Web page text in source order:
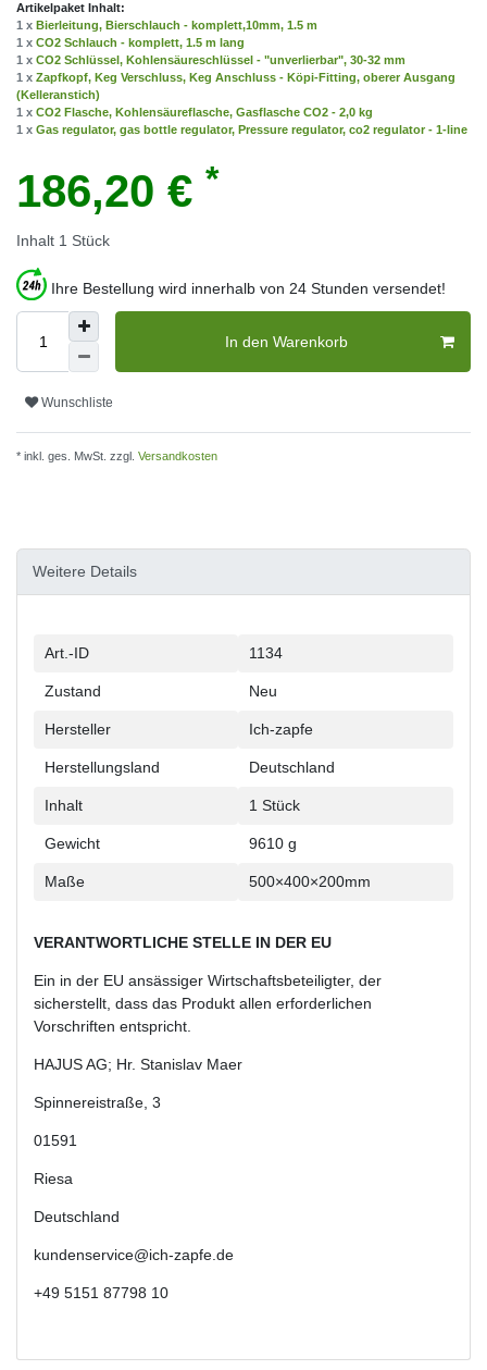
Artikelpaket Inhalt:
1 x Bierleitung, Bierschlauch - komplett,10mm, 1.5 m
1 x CO2 Schlauch - komplett, 1.5 m lang
1 x CO2 Schlüssel, Kohlensäureschlüssel - "unverlierbar", 30-32 mm
1 x Zapfkopf, Keg Verschluss, Keg Anschluss - Köpi-Fitting, oberer Ausgang
(Kelleranstich)
1 x CO2 Flasche, Kohlensäureflasche, Gasflasche CO2 - 2,0 kg
1 x Gas regulator, gas bottle regulator, Pressure regulator, co2 regulator - 1-line
186,20 € *
Inhalt 1 Stück
Ihre Bestellung wird innerhalb von 24 Stunden versendet!
In den Warenkorb
Wunschliste
* inkl. ges. MwSt. zzgl. Versandkosten
Weitere Details
Technisches
Wert
Art.-ID 1134
Zustand Neu
Hersteller Ich-zapfe
Herstellungsland Deutschland
Inhalt 1 Stück
Gewicht 9610 g
Maße 500×400×200mm
VERANTWORTLICHE STELLE IN DER EU
Ein in der EU ansässiger Wirtschaftsbeteiligter, der
sicherstellt, dass das Produkt allen erforderlichen
Vorschriften entspricht.
HAJUS AG; Hr. Stanislav Maer
Spinnereistraße 3
01591
Riesa
Deutschland
kundenservice@ich-zapfe.de
+49 5151 87798 10